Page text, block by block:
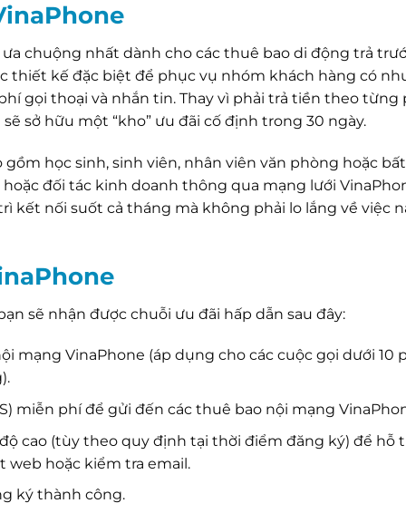
chuộng nhất dành cho các thuê bao di động trả
thiết kế đặc biệt để phục vụ nhóm khách hàng có
gọi thoại và nhắn tin. Thay vì phải trả tiền theo từng
sở hữu một “kho” ưu đãi cố định trong 30 ngày.
học sinh, sinh viên, nhân viên văn phòng hoặc
đối tác kinh doanh thông qua mạng lưới
kết nối suốt cả tháng mà không phải lo lắng về việc
sẽ nhận được chuỗi ưu đãi hấp dẫn sau đây:
mạng VinaPhone (áp dụng cho các cuộc gọi dưới 10
miễn phí để gửi đến các thuê bao nội mạng
cao (tùy theo quy định tại thời điểm đăng ký) để hỗ
web hoặc kiểm tra email.
ký thành công.